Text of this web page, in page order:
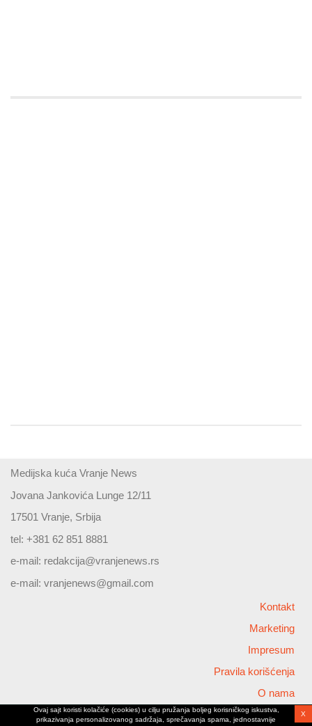
Medijska kuća Vranje News
Jovana Jankovića Lunge 12/11
17501 Vranje, Srbija
tel: +381 62 851 8881
e-mail: redakcija@vranjenews.rs
e-mail: vranjenews@gmail.com
Kontakt
Marketing
Impresum
Pravila korišćenja
O nama
Copyright © 2026 Vranjenews
Ovaj sajt koristi kolačiće (cookies) u cilju pružanja boljeg korisničkog iskustva,
prikazivanja personalizovanog sadržaja, sprečavanja spama, jednostavnije
X